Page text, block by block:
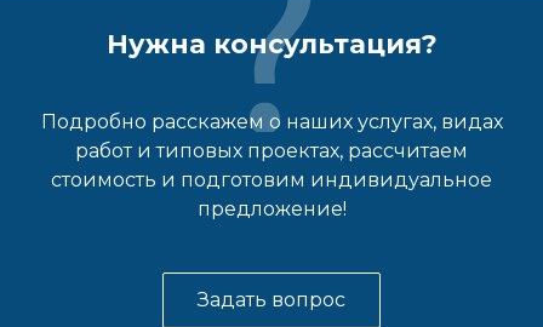
Нужна консультация?
Подробно расскажем о наших услугах, видах
работ и типовых проектах, рассчитаем
стоимость и подготовим индивидуальное
предложение!
Задать вопрос